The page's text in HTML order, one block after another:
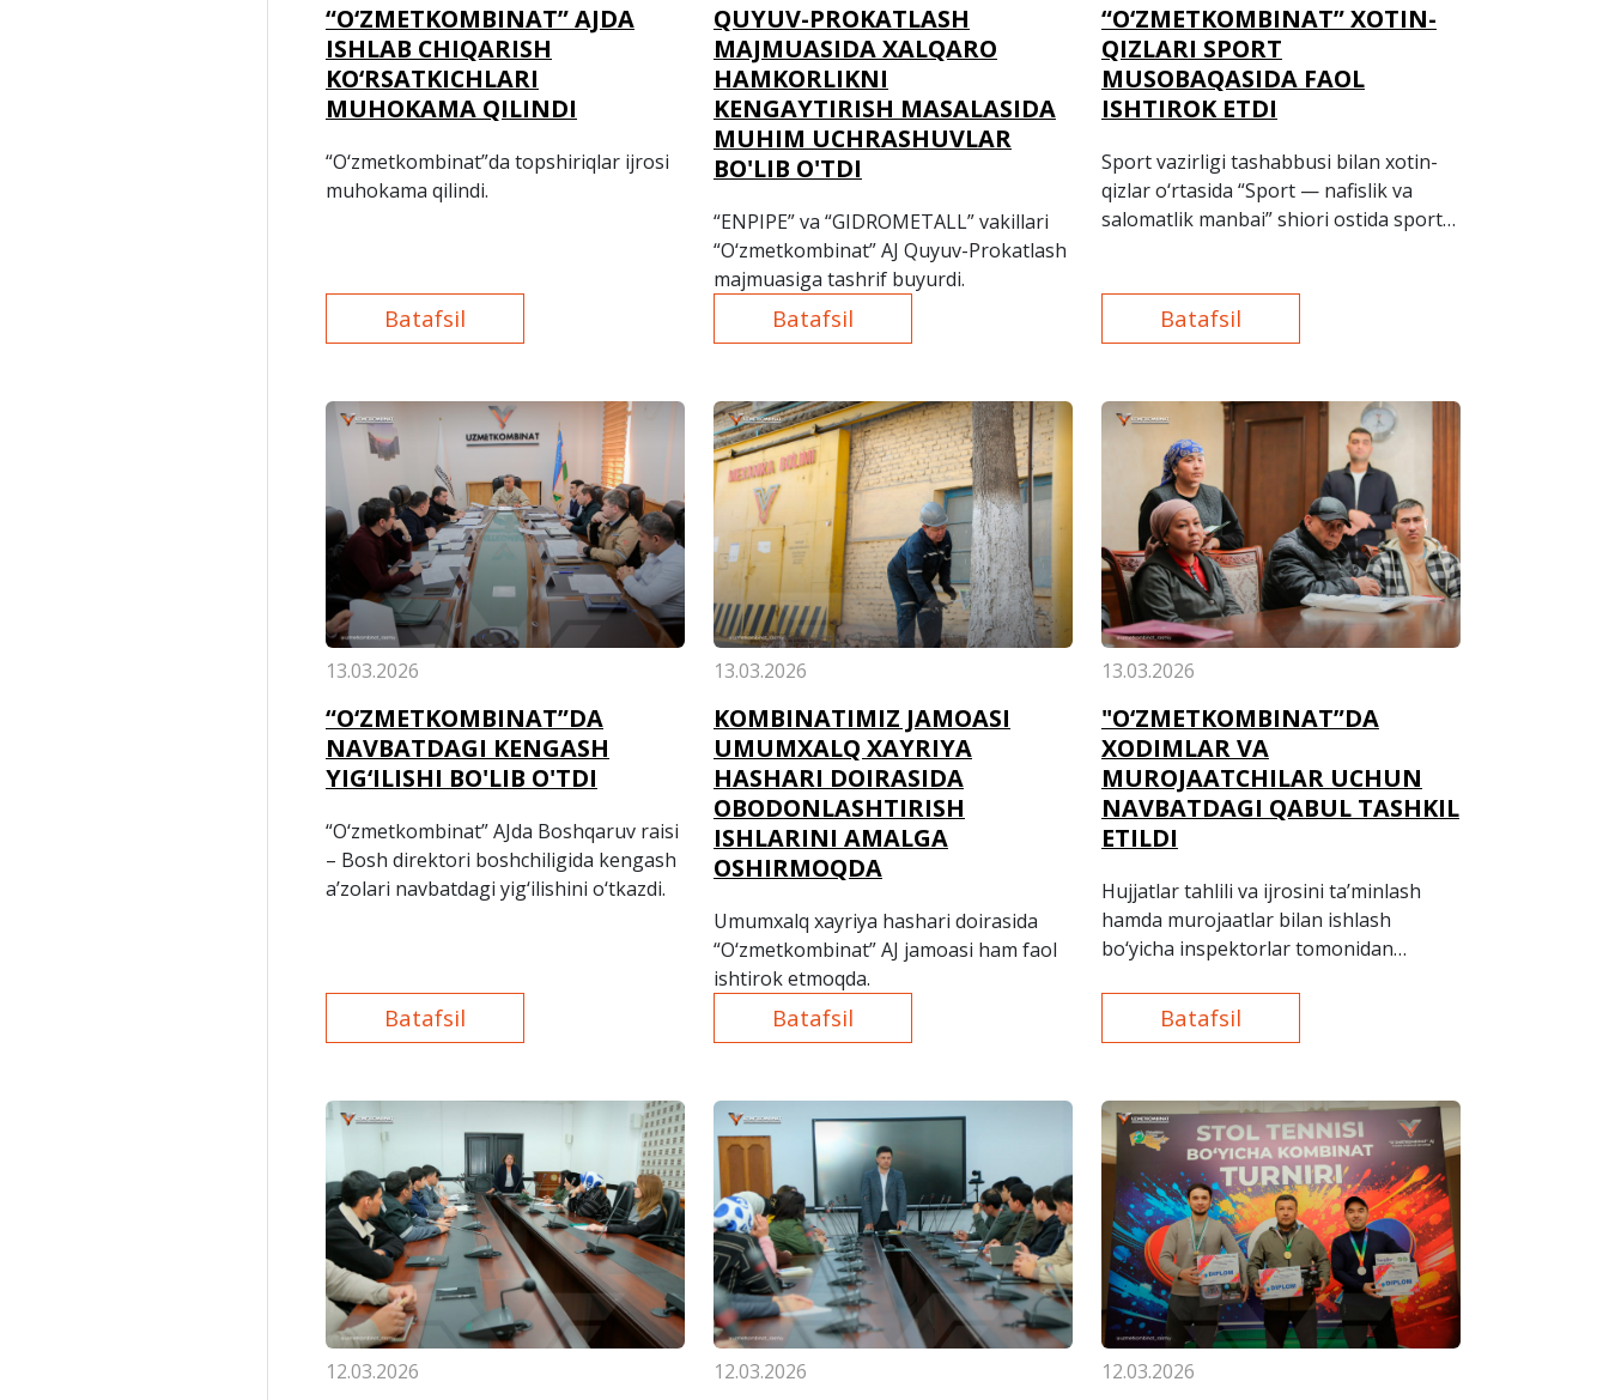
“O‘ZMETKOMBINAT” AJDA
ISHLAB CHIQARISH
KO‘RSATKICHLARI
MUHOKAMA QILINDI
“O‘zmetkombinat”da topshiriqlar ijrosi
muhokama qilindi.
Batafsil
QUYUV-PROKATLASH
MAJMUASIDA XALQARO
HAMKORLIKNI
KENGAYTIRISH MASALASIDA
MUHIM UCHRASHUVLAR
BO'LIB O'TDI
“ENPIPE” va “GIDROMETALL” vakillari
“O‘zmetkombinat” AJ Quyuv-Prokatlash
majmuasiga tashrif buyurdi.
Batafsil
“O‘ZMETKOMBINAT” XOTIN-
QIZLARI SPORT
MUSOBAQASIDA FAOL
ISHTIROK ETDI
Sport vazirligi tashabbusi bilan xotin-
qizlar o‘rtasida “Sport — nafislik va
salomatlik manbai” shiori ostida sport
Batafsil
13.03.2026
“O‘ZMETKOMBINAT”DA
NAVBATDAGI KENGASH
YIG‘ILISHI BO'LIB O'TDI
“O‘zmetkombinat” AJda Boshqaruv raisi
– Bosh direktori boshchiligida kengash
a’zolari navbatdagi yig‘ilishini o‘tkazdi.
Batafsil
13.03.2026
KOMBINATIMIZ JAMOASI
UMUMXALQ XAYRIYA
HASHARI DOIRASIDA
OBODONLASHTIRISH
ISHLARINI AMALGA
OSHIRMOQDA
Umumxalq xayriya hashari doirasida
“O‘zmetkombinat” AJ jamoasi ham faol
ishtirok etmoqda.
Batafsil
13.03.2026
"O‘ZMETKOMBINAT”DA
XODIMLAR VA
MUROJAATCHILAR UCHUN
NAVBATDAGI QABUL TASHKIL
ETILDI
Hujjatlar tahlili va ijrosini ta’minlash
hamda murojaatlar bilan ishlash
bo‘yicha inspektorlar tomonidan
Batafsil
12.03.2026 12.03.2026 12.03.2026